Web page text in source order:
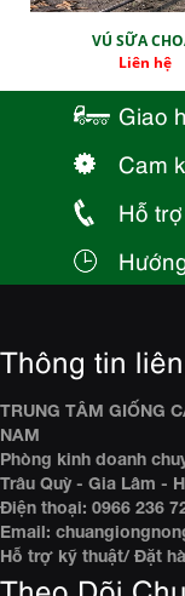
VÚ SỮA
Liên hệ
Giao
Cam
Hỗ
Thông tin
TRUNG TÂM GIỐNG
NAM
Phòng kinh doanh
Trâu Quỳ - Gia Lâm -
Điện thoại: 0966 236
Email:
Hỗ trợ kỹ thuật/ Đặt